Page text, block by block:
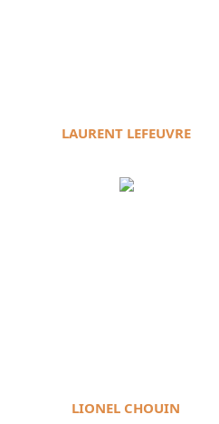
LAURENT LEFEUVRE
LIONEL CHOUIN